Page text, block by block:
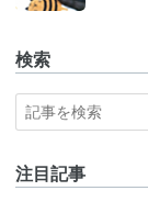
検索
注目記事